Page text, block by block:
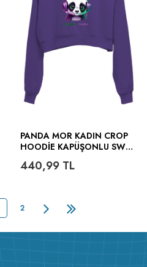
PANDA MOR KADIN CROP
HOODIE KAPÜŞONLU SWEA
440,99 TL
2